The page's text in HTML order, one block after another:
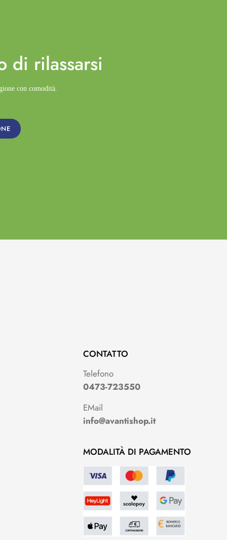
di rilassarsi
con comodità.
CONTATTO
Telefono
0473-723550
EMail
info@avantishop.it
MODALITÀ DI PAGAMENTO